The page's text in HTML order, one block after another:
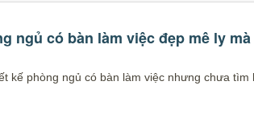
ngủ có bàn làm việc đẹp mê ly
kế phòng ngủ có bàn làm việc nhưng chưa